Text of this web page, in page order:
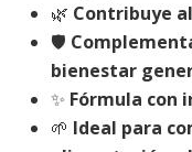
🌿 Contribuye
🛡️
bienestar
✨ Fórmula con
🌱 Ideal para